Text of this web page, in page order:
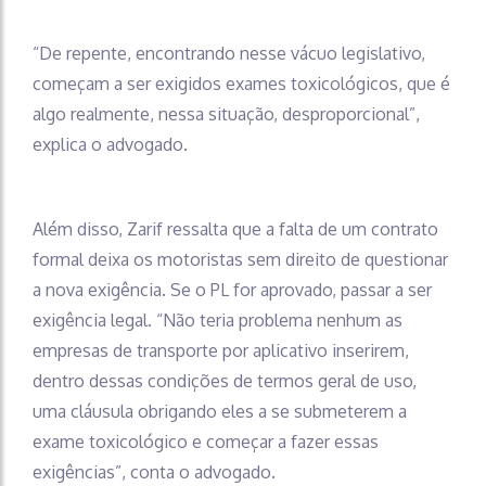
“De repente, encontrando nesse vácuo legislativo,
começam a ser exigidos exames toxicológicos, que é
algo realmente, nessa situação, desproporcional”,
explica o advogado.
Além disso, Zarif ressalta que a falta de um contrato
formal deixa os motoristas sem direito de questionar
a nova exigência. Se o PL for aprovado, passar a ser
exigência legal. “Não teria problema nenhum as
empresas de transporte por aplicativo inserirem,
dentro dessas condições de termos geral de uso,
uma cláusula obrigando eles a se submeterem a
exame toxicológico e começar a fazer essas
exigências”, conta o advogado.